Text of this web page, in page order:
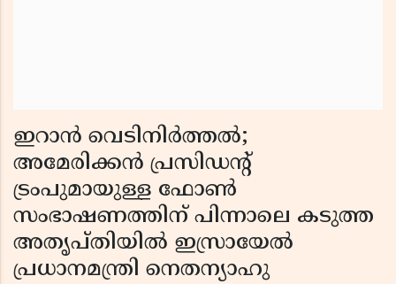
ഇറാൻ വെടിനിർത്തൽ;
അമേരിക്കൻ പ്രസിഡൻ്റ്
ട്രംപുമായുള്ള ഫോൺ
സംഭാഷണത്തിന് പിന്നാലെ കടുത്ത
അതൃപ്തിയിൽ ഇസ്രായേൽ
പ്രധാനമന്ത്രി നെതന്യാഹു